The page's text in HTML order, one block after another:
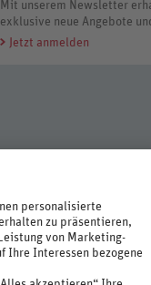
Mit unserem Newsletter
exklusive neue Angebote
Jetzt anmelden